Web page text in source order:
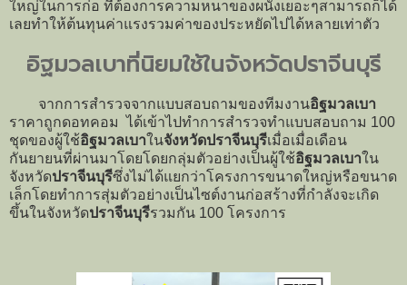
ใหญ่ในการก่อ ที่ต้องการความหนาของผนังเยอะๆสามารถก็ได้
เลยทำให้ต้นทุนค่าแรงรวมค่าของประหยัดไปได้หลายเท่าตัว
อิฐมวลเบาที่นิยมใช้ในจังหวัดปราจีนบุรี
จากการสำรวจจากแบบสอบถามของทีมงานอิฐมวลเบา
ราคาถูกดอทคอม ได้เข้าไปทำการสำรวจทำแบบสอบถาม 100
ชุดของผู้ใช้อิฐมวลเบาในจังหวัดปราจีนบุรีเมื่อเมื่อเดือน
กันยายนที่ผ่านมาโดยโดยกลุ่มตัวอย่างเป็นผู้ใช้อิฐมวลเบาใน
จังหวัดปราจีนบุรีซึ่งไม่ได้แยกว่าโครงการขนาดใหญ่หรือขนาด
เล็กโดยทำการสุ่มตัวอย่างเป็นไซต์งานก่อสร้างที่กำลังจะเกิด
ขึ้นในจังหวัดปราจีนบุรีรวมกัน 100 โครงการ